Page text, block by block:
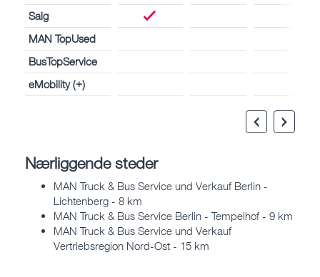
Salg
MAN TopUsed
BusTopService
eMobility (+)
Nærliggende steder
MAN Truck & Bus Service und Verkauf Berlin -
Lichtenberg - 8 km
MAN Truck & Bus Service Berlin - Tempelhof - 9 km
MAN Truck & Bus Service und Verkauf
Vertriebsregion Nord-Ost - 15 km